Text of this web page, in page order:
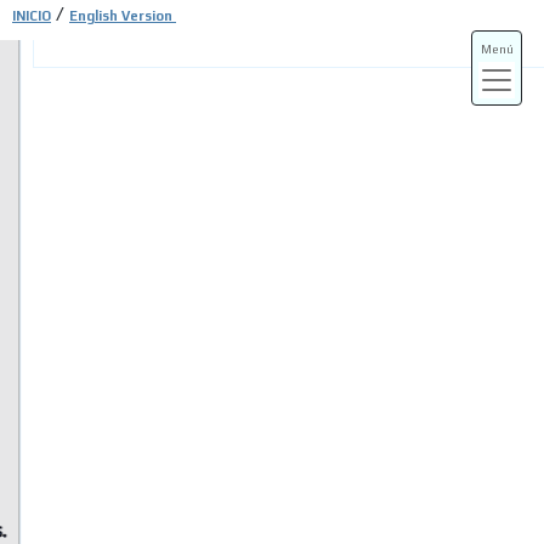
Menú
INICIO / English Version